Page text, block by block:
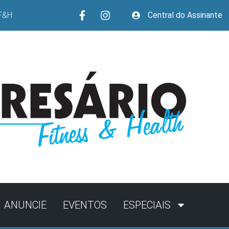
Central do Assinante
ANUNCIE EVENTOS ESPECIAIS